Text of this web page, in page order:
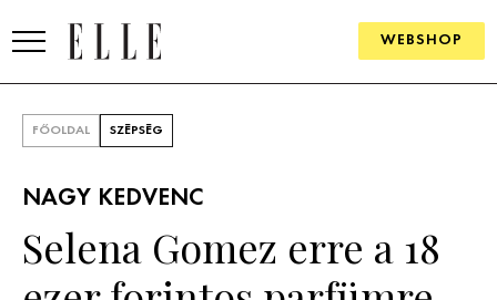
WEBSHOP
SZÉPSÉG
FŐOLDAL SZÉPSÉG
NAGY KEDVENC
Selena Gomez erre a 18